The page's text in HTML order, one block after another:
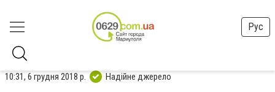
Рус
10:31, 6 грудня 2018 р. Надійне джерело